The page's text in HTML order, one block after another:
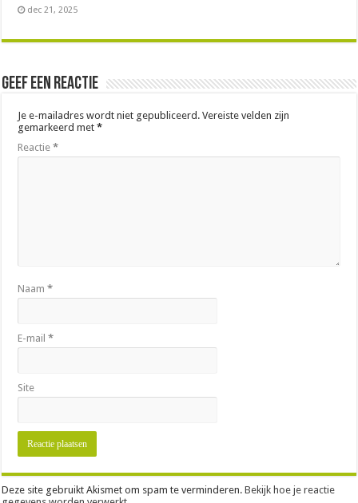
dec 21, 2025
Geef een reactie
Je e-mailadres wordt niet gepubliceerd. Vereiste velden zijn
gemarkeerd met*
Reactie*
Naam*
E-mail*
Site
Deze site gebruikt Akismet om spam te verminderen.Bekijk hoe je reactie